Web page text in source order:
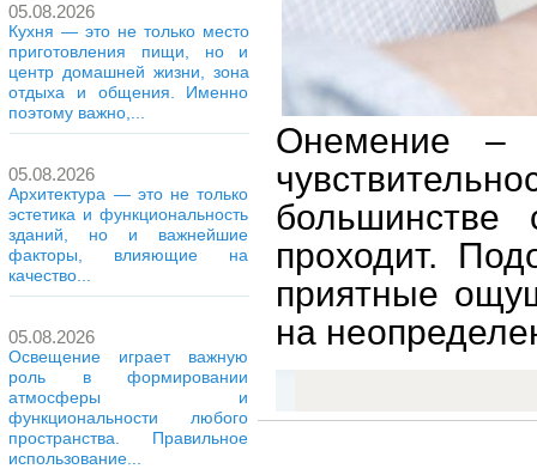
05.08.2026
Кухня — это не только место
приготовления пищи, но и
центр домашней жизни, зона
отдыха и общения. Именно
поэтому важно,...
05.08.2026
Архитектура — это не только
эстетика и функциональность
зданий, но и важнейшие
факторы, влияющие на
качество...
05.08.2026
Освещение играет важную
роль в формировании
атмосферы и
функциональности любого
пространства. Правильное
использование...
Онемение –
проходит.
приятные
на